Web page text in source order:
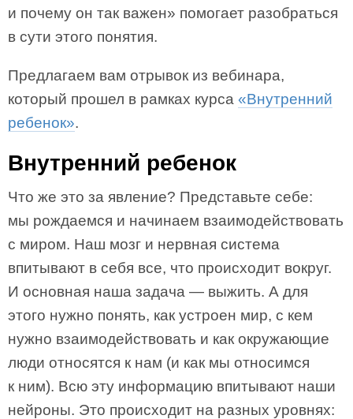
и почему он так важен» помогает разобраться
в сути этого понятия.
Предлагаем вам отрывок из вебинара,
который прошел в рамках курса «Внутренний
ребенок».
Внутренний ребенок
Что же это за явление? Представьте себе:
мы рождаемся и начинаем взаимодействовать
с миром. Наш мозг и нервная система
впитывают в себя все, что происходит вокруг.
И основная наша задача — выжить. А для
этого нужно понять, как устроен мир, с кем
нужно взаимодействовать и как окружающие
люди относятся к нам (и как мы относимся
к ним). Всю эту информацию впитывают наши
нейроны. Это происходит на разных уровнях: